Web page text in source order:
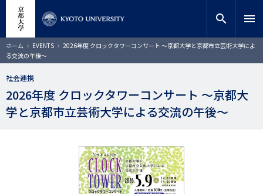
コ
ン
テ
ン
に
移
サイト内検索
検索
search menu
ホーム EVENTS
2026年度 クロックタワーコンサート ～京都大学と京都市立芸術大学によ
る交流の午後～
社会連携
2026年度 クロックタワーコンサート ～京都大
学と京都市立芸術大学による交流の午後～